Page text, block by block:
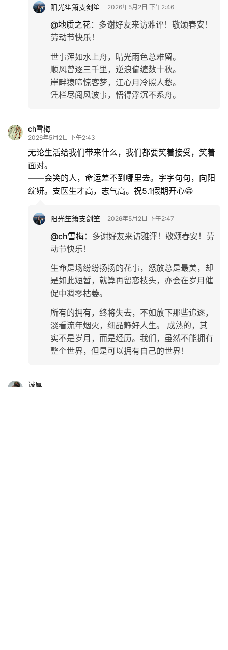
阳光笙箫支剑笙 2026年5月2日 下午2:46
@地质之花： 多谢好友来访雅评！敬颂春安！
劳动节快乐！
世事浑如水上舟，晴光雨色总难留。
顺风曾逐三千里，逆浪偏缠数十秋。
岸畔猿啼惊客梦，江心月冷照人愁。
凭栏尽阅风波事，悟得浮沉不系舟。
ch雪梅
2026年5月2日 下午2:43
无论生活给我们带来什么，我们都要笑着接受，笑着
面对。
——会笑的人，命运差不到哪里去。字字句句，向阳
绽妍。支医生才高，志气高。祝5.1假期开心😁
阳光笙箫支剑笙 2026年5月2日 下午2:47
@ch雪梅： 多谢好友来访雅评！敬颂春安！劳
动节快乐！
生命是场纷纷扬扬的花事，怒放总是最美，却
是如此短暂，就算再留恋枝头，亦会在岁月催
促中凋零枯萎。
所有的拥有，终将失去，不如放下那些追逐，
淡看流年烟火，细品静好人生。 成熟的，其
实不是岁月，而是经历。我们，虽然不能拥有
整个世界，但是可以拥有自己的世界！
诚厚